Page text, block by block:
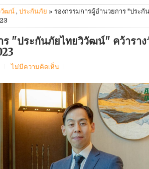
วัฒน์, ประกันภัย » รองกรรมการผู้อำนวยการ "ประ
ร "ประกันภัยไทยวิวัฒน์" คว้ารา
ไม่มีความคิดเห็น